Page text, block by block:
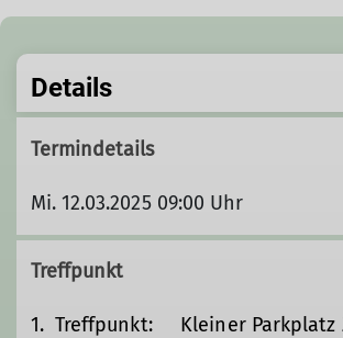
Details
Termindetails
Mi. 12.03.2025 09:00 Uhr
Treffpunkt
1. Treffpunkt: Kleiner Parkplatz